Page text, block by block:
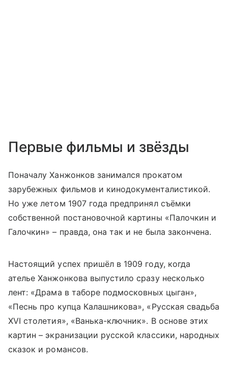
Первые фильмы и звёзды
Поначалу Ханжонков занимался прокатом
зарубежных фильмов и кинодокументалистикой.
Но уже летом 1907 года предпринял съёмки
собственной постановочной картины «Палочкин и
Галочкин» – правда, она так и не была закончена.
Настоящий успех пришёл в 1909 году, когда
ателье Ханжонкова выпустило сразу несколько
лент: «Драма в таборе подмосковных цыган»,
«Песнь про купца Калашникова», «Русская свадьба
XVI столетия», «Ванька-ключник». В основе этих
картин – экранизации русской классики, народных
сказок и романсов.